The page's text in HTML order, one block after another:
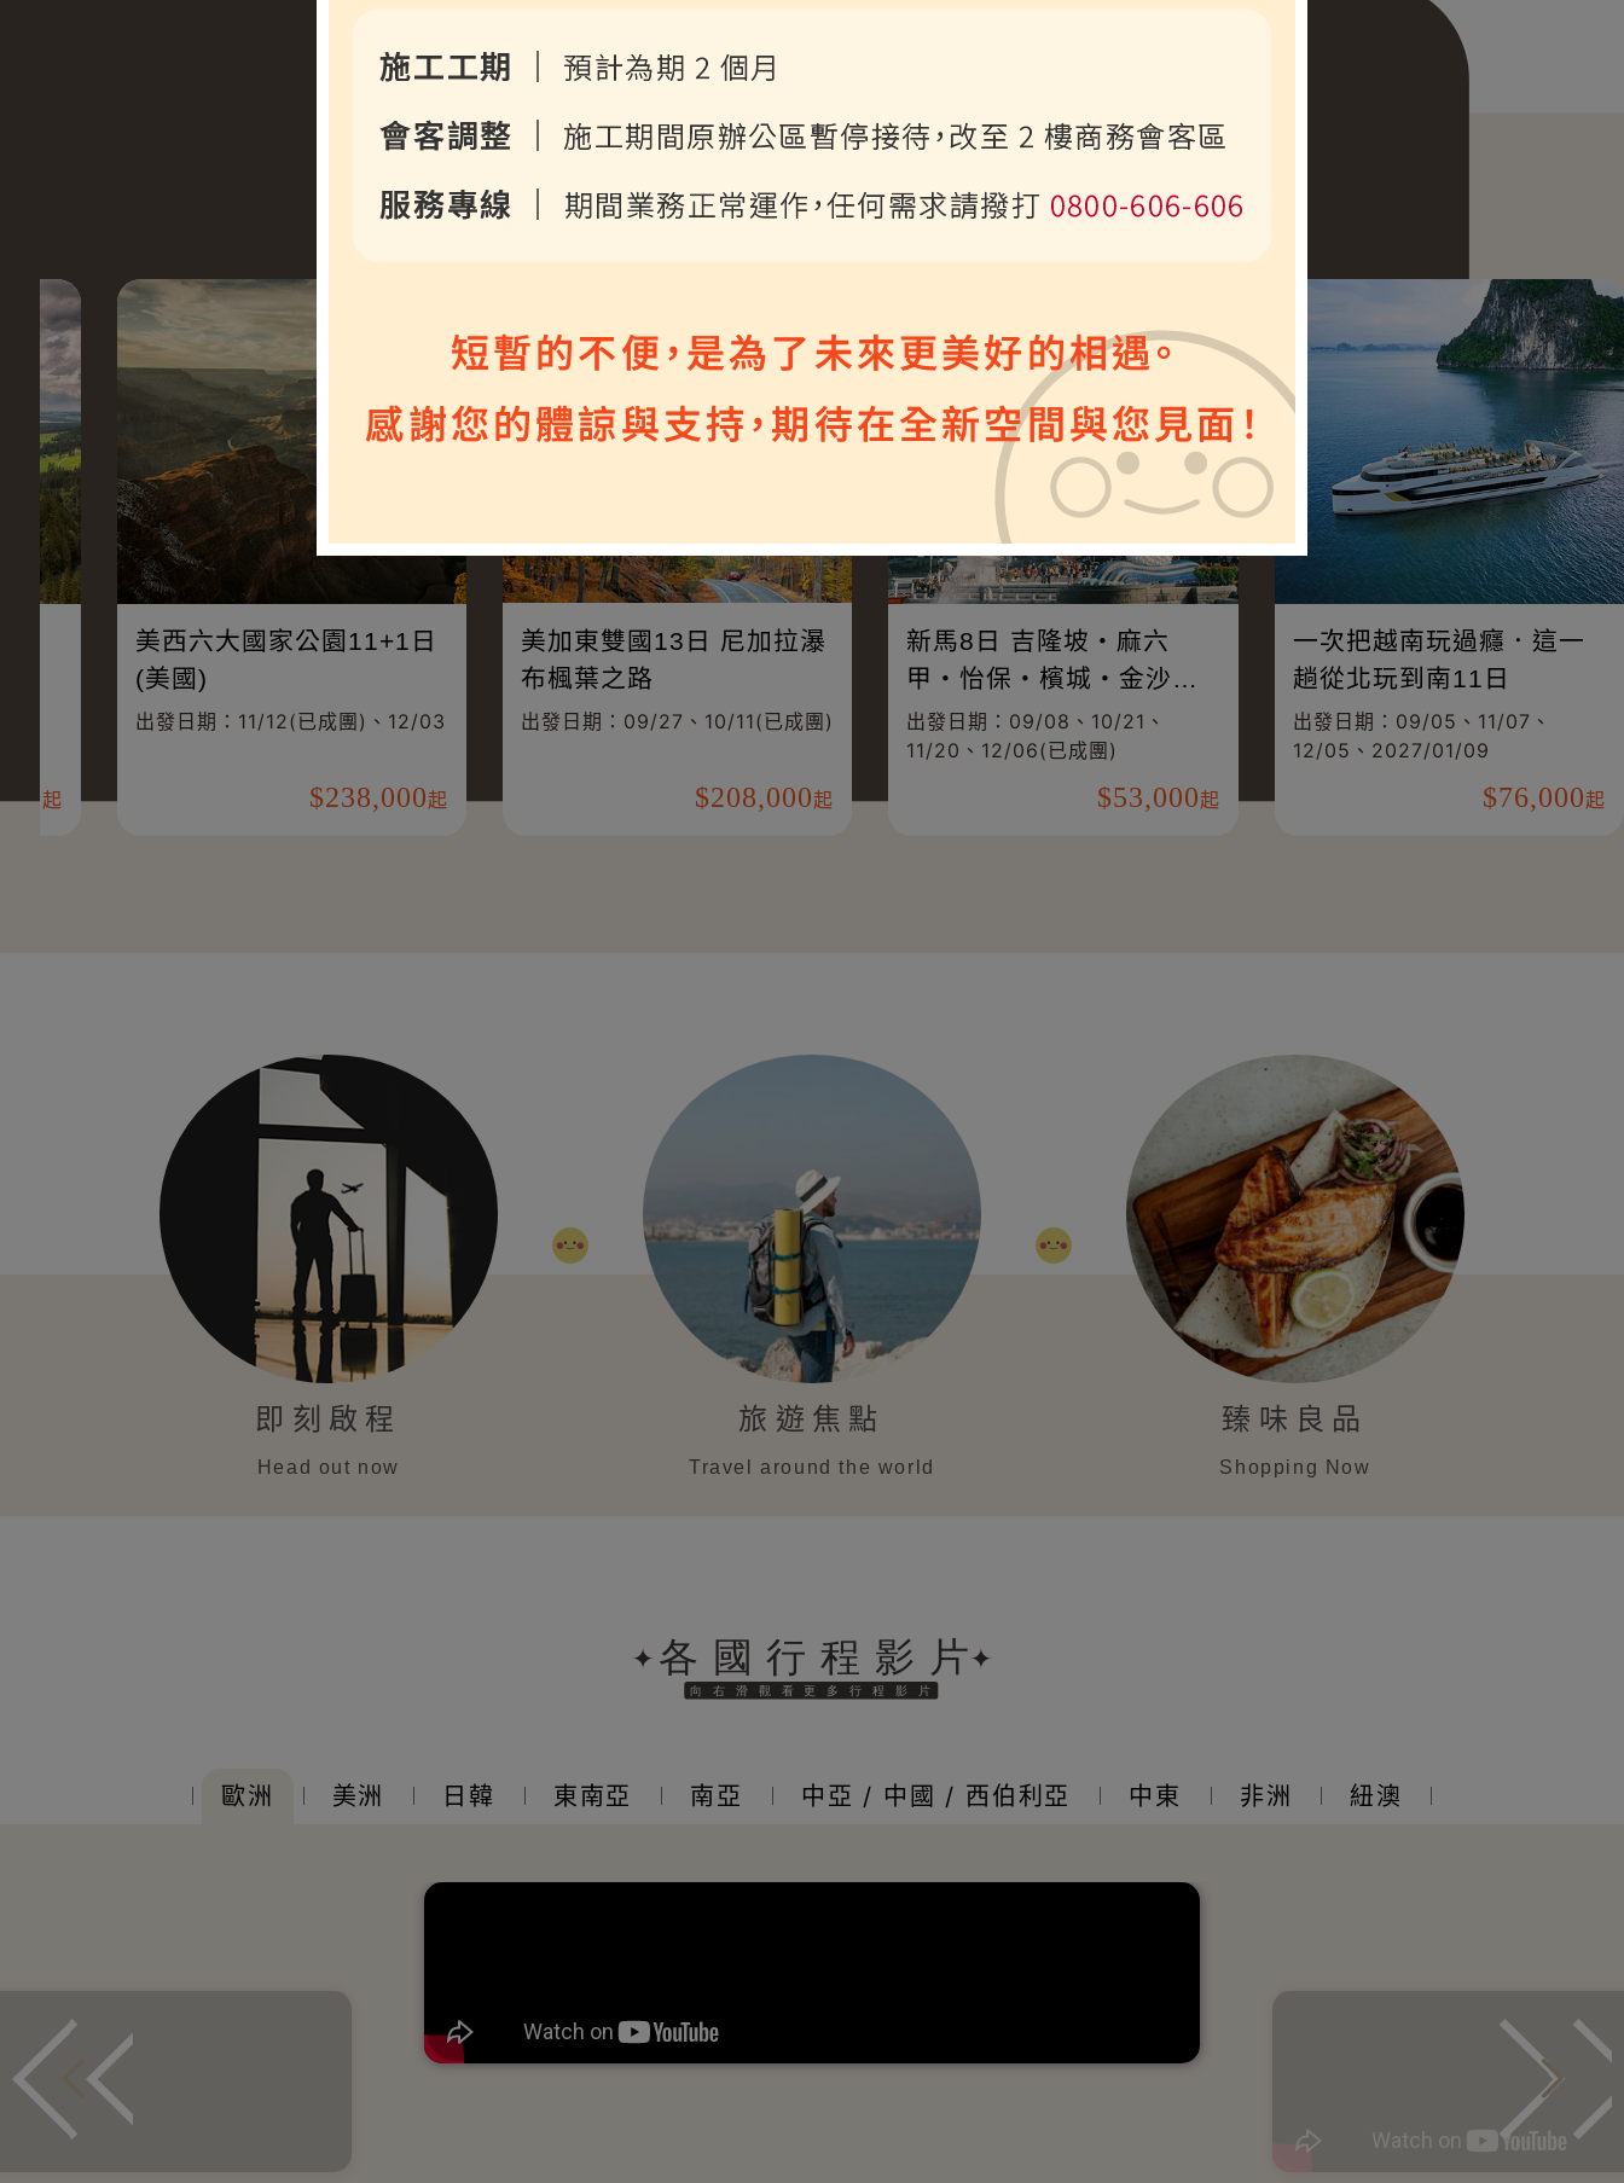
大利.瑞士.德國.法國
精品小鎮10日
日期：10/29、11/26、
一圈玩遍德國的童話公
路．環德 16 日
出發日期：08/20(已成團)、
美西六大國家公園11+1日
出發日期：11/12(已成團)、12/03
美加東雙國13日 尼加拉瀑
布楓葉之路
出發日期：09/27、10/11(已成團)
新馬8日
樂城
出發日期
即刻啟程
Head out now
旅遊焦點
Travel around the world
臻味良品
Shopping Now
歐洲 美洲 日韓 東南亞 南亞 中亞 / 中國 / 西伯利亞 中東 非洲 紐澳